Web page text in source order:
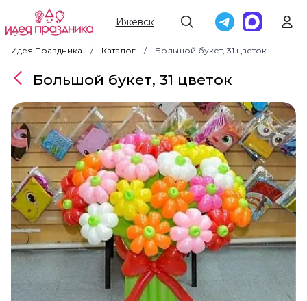
Ижевск
Идея Праздника Каталог Большой букет, 31 цветок
Большой букет, 31 цветок